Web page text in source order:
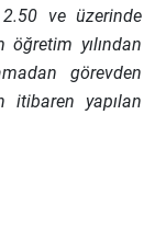
ve üzerinde
yılından
görevden
itibaren yapılan